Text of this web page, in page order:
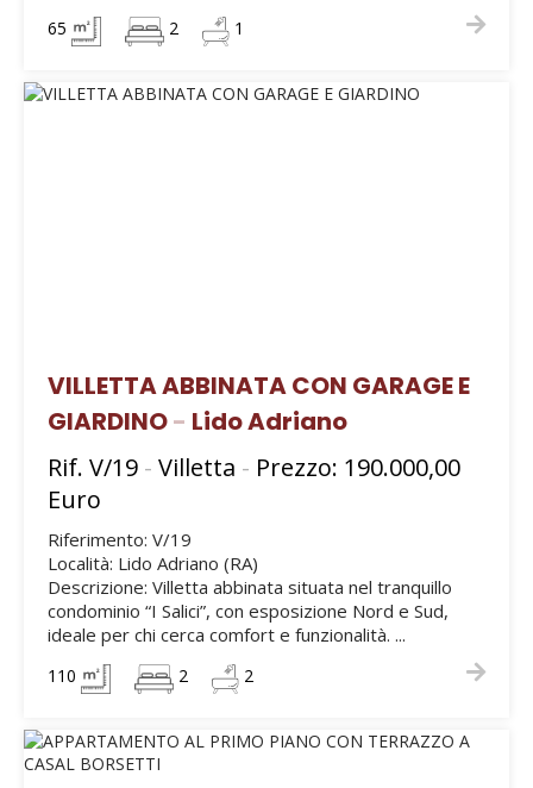
65 2 1
VILLETTA ABBINATA CON GARAGE E
GIARDINO- Lido Adriano
Rif. V/19 - Villetta - Prezzo: 190.000,00
Euro
Riferimento: V/19
Località: Lido Adriano (RA)
Descrizione: Villetta abbinata situata nel tranquillo
condominio “I Salici”, con esposizione Nord e Sud,
ideale per chi cerca comfort e funzionalità. ...
110 2 2